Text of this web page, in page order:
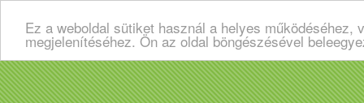
Ez a weboldal sütiket használ a helyes
megjelenítéséhez. Ön az oldal böngészésével